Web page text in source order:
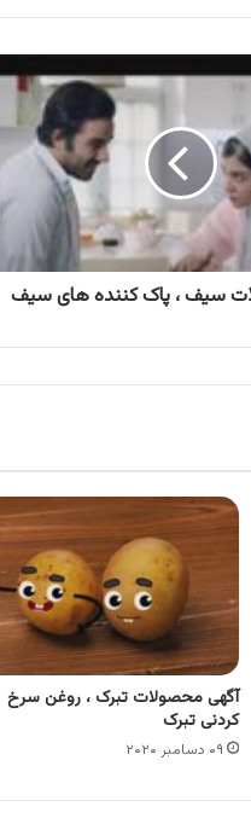
سیف ، پاک کننده های سیف
آگهی محصولات تبرک ، روغن سرخ
کردنی تبرک
۰۹ دسامبر ۲۰۲۰